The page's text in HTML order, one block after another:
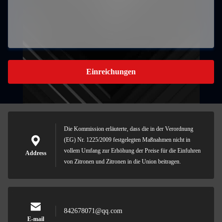
Einreichungen
Address
Die Kommission erläuterte, dass die in der Verordnung
(EG) Nr. 1225/2009 festgelegten Maßnahmen nicht in
vollem Umfang zur Erhöhung der Preise für die Einfuhren
von Zitronen und Zitronen in die Union beitragen.
E-mail
842678071@qq.com